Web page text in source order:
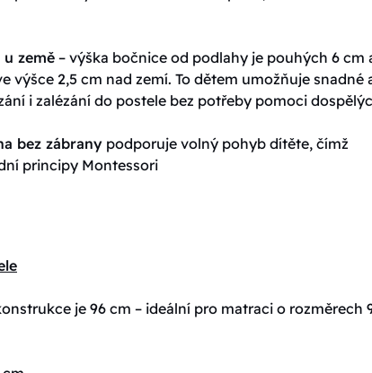
u země – výška bočnice od podlahy je pouhých 6 cm
výšce 2,5 cm nad zemí. To dětem umožňuje snadné
i zalézání do postele bez potřeby pomoci
bez zábrany podporuje volný pohyb dítěte, čímž
principy Montessori
je 96 cm – ideální pro matraci o rozměrech